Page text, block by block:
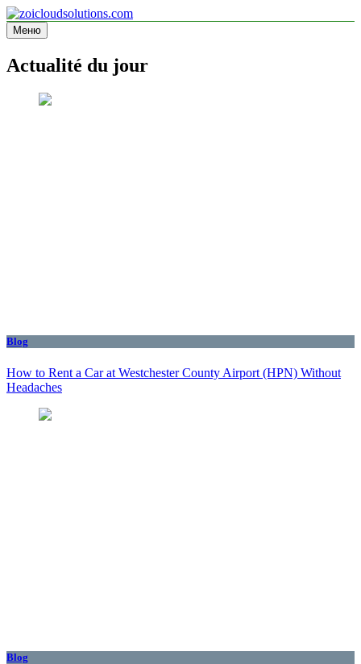
Перейти
к
содержимому
zoicloudsolutions.com
Меню
Actualité du jour
Blog
How to Rent a Car at Westchester County Airport (HPN) Without
Headaches
Blog